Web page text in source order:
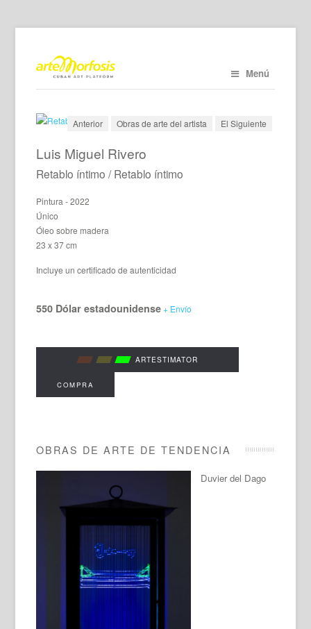
Menú
Anterior Obras de arte del artista El Siguiente
Luis Miguel Rivero
Retablo íntimo / Retablo íntimo
Pintura - 2022
Único
Óleo sobre madera
23 x 37 cm
Incluye un certificado de autenticidad
550 Dólar estadounidense + Envío
ARTESTIMATOR
COMPRA
OBRAS DE ARTE DE TENDENCIA
Duvier del Dago